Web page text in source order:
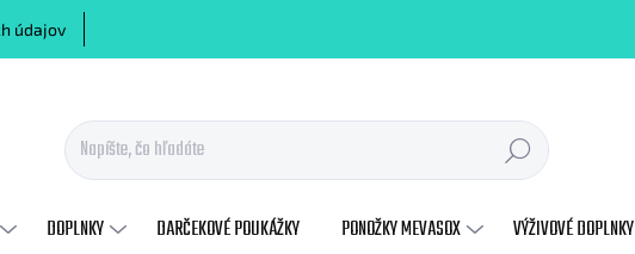
údajov
Hľadať
DOPLNKY DARČEKOVÉ POUKÁŽKY PONOŽKY MEVASOX VÝŽIVOVÉ DOPLNKY